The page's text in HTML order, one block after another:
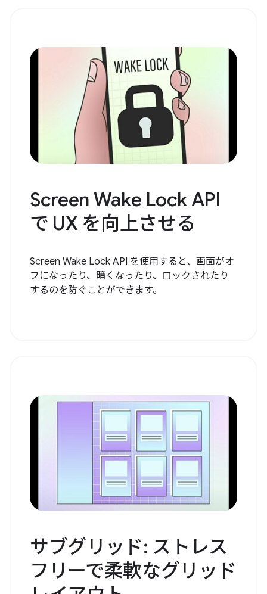
Screen Wake Lock API
で UX を向上させる
Screen Wake Lock API を使用すると、画面がオ
フになったり、暗くなったり、ロックされたり
するのを防ぐことができます。
サブグリッド: ストレス
フリーで柔軟なグリッド